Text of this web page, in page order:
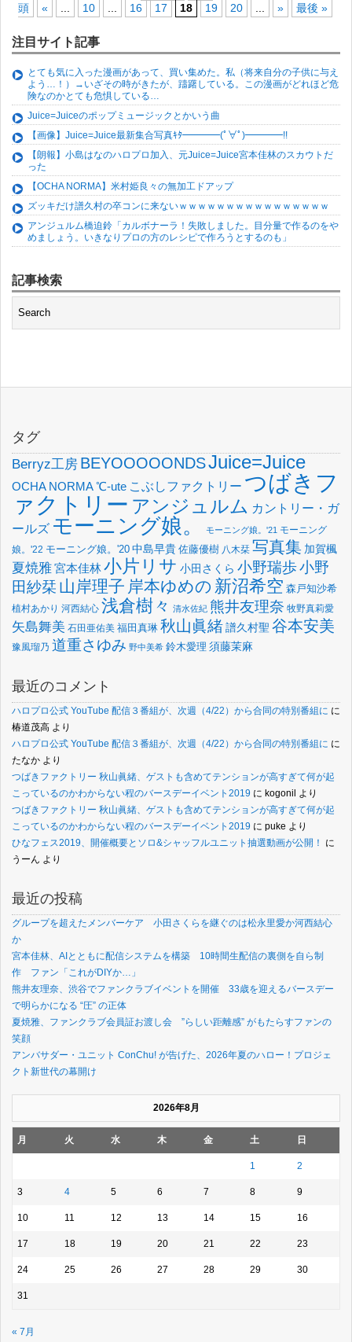
頭
« 10 16 17 18 19 20 » 最後 »
注目サイト記事
とても気に入った漫画があって、買い集めた。私（将来自分の子供に与え
よう…！）→いざその時がきたが、躊躇している。この漫画がどれほど危
険なのかとても危惧している…
Juice=Juiceのポップミュージックとかいう曲
【画像】Juice=Juice最新集合写真ｷﾀ━━━━(ﾟ∀ﾟ)━━━━!!
【朗報】小島はなのハロプロ加入、元Juice=Juice宮本佳林のスカウトだ
った
【OCHA NORMA】米村姫良々の無加工ドアップ
ズッキだけ譜久村の卒コンに来ないｗｗｗｗｗｗｗｗｗｗｗｗｗｗｗｗ
アンジュルム橋迫鈴「カルボナーラ！失敗しました。目分量で作るのをや
めましょう。いきなりプロの方のレシピで作ろうとするのも」
記事検索
タグ
Berryz工房 BEYOOOOONDSJuice=Juice
OCHA NORMA℃-ute こぶしファクトリー つばきフ
ァクトリー アンジュルム カントリー・ガ
ールズ モーニング娘。 モーニング娘。'21 モーニング
娘。'22 モーニング娘。'20 中島早貴 佐藤優樹 八木栞 写真集 加賀楓
夏焼雅宮本佳林小片リサ 小田さくら 小野瑞歩小野
田紗栞 山岸理子 岸本ゆめの 新沼希空 森戸知沙希
植村あかり 河西結心 浅倉樹々 清水佐紀 熊井友理奈 牧野真莉愛
矢島舞美 石田亜佑美 福田真琳 秋山眞緒譜久村聖 谷本安美
豫風瑠乃 道重さゆみ 野中美希 鈴木愛理 須藤茉麻
最近のコメント
ハロプロ公式 YouTube 配信３番組が、次週（4/22）から合同の特別番組に に
椿道茂高 より
ハロプロ公式 YouTube 配信３番組が、次週（4/22）から合同の特別番組に に
たなか より
つばきファクトリー 秋山眞緒、ゲストも含めてテンションが高すぎて何が起
こっているのかわからない程のバースデーイベント2019 に kogonil より
つばきファクトリー 秋山眞緒、ゲストも含めてテンションが高すぎて何が起
こっているのかわからない程のバースデーイベント2019 に puke より
ひなフェス2019、開催概要とソロ&シャッフルユニット抽選動画が公開！
に
うーん より
最近の投稿
グループを超えたメンバーケア 小田さくらを継ぐのは松永里愛か河西結心
か
宮本佳林、AIとともに配信システムを構築 10時間生配信の裏側を自ら制
作 ファン「これがDIYか…」
熊井友理奈、渋谷でファンクラブイベントを開催 33歳を迎えるバースデー
で明らかになる “圧” の正体
夏焼雅、ファンクラブ会員証お渡し会 ”らしい距離感” がもたらすファンの
笑顔
アンバサダー・ユニット ConChu! が告げた、2026年夏のハロー！プロジェ
クト新世代の幕開け
2026年8月
月 火 水 木 金 土 日
1 2
3 4 5 6 7 8 9
10 11 12 13 14 15 16
17 18 19 20 21 22 23
24 25 26 27 28 29 30
31
« 7月